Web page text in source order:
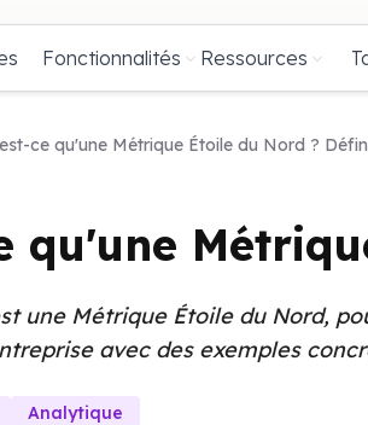
Fonctionnalités Ressources
ce qu'une Métrique Étoile du Nord ?
qu'une
une Métrique Étoile du Nord,
avec des exemples
Analytique